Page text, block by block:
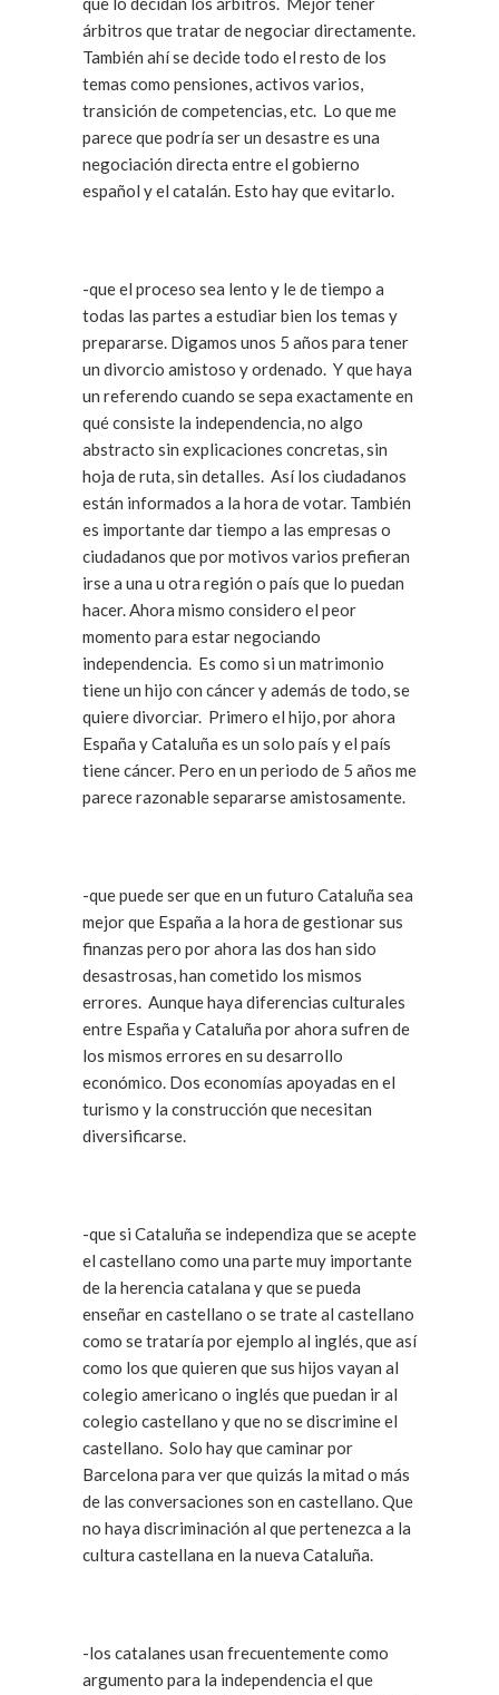
árbitros que tratar de negociar directamente.
También ahí se decide todo el resto de los
temas como pensiones, activos varios,
transición de competencias, etc. Lo que me
parece que podría ser un desastre es una
negociación directa entre el gobierno
español y el catalán. Esto hay que evitarlo.
-que el proceso sea lento y le de tiempo a
todas las partes a estudiar bien los temas y
prepararse. Digamos unos 5 años para tener
un divorcio amistoso y ordenado. Y que haya
un referendo cuando se sepa exactamente en
qué consiste la independencia, no algo
abstracto sin explicaciones concretas, sin
hoja de ruta, sin detalles. Así los ciudadanos
están informados a la hora de votar. También
es importante dar tiempo a las empresas o
ciudadanos que por motivos varios prefieran
irse a una u otra región o país que lo puedan
hacer. Ahora mismo considero el peor
momento para estar negociando
independencia. Es como si un matrimonio
tiene un hijo con cáncer y además de todo, se
quiere divorciar. Primero el hijo, por ahora
España y Cataluña es un solo país y el país
tiene cáncer. Pero en un periodo de 5 años me
parece razonable separarse amistosamente.
-que puede ser que en un futuro Cataluña sea
mejor que España a la hora de gestionar sus
finanzas pero por ahora las dos han sido
desastrosas, han cometido los mismos
errores. Aunque haya diferencias culturales
entre España y Cataluña por ahora sufren de
los mismos errores en su desarrollo
económico. Dos economías apoyadas en el
turismo y la construcción que necesitan
diversificarse.
-que si Cataluña se independiza que se acepte
el castellano como una parte muy importante
de la herencia catalana y que se pueda
enseñar en castellano o se trate al castellano
como se trataría por ejemplo al inglés, que así
como los que quieren que sus hijos vayan al
colegio americano o inglés que puedan ir al
colegio castellano y que no se discrimine el
castellano. Solo hay que caminar por
Barcelona para ver que quizás la mitad o más
de las conversaciones son en castellano. Que
no haya discriminación al que pertenezca a la
cultura castellana en la nueva Cataluña.
-los catalanes usan frecuentemente como
argumento para la independencia el que